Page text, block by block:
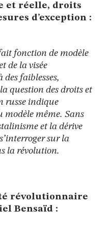
et réelle, droits
d’exception :
fonction de modèle
de la visée
faiblesses,
question des droits et
russe indique
modèle même. Sans
et la dérive
sur la
la révolution.
révolutionnaire
Bensaïd :